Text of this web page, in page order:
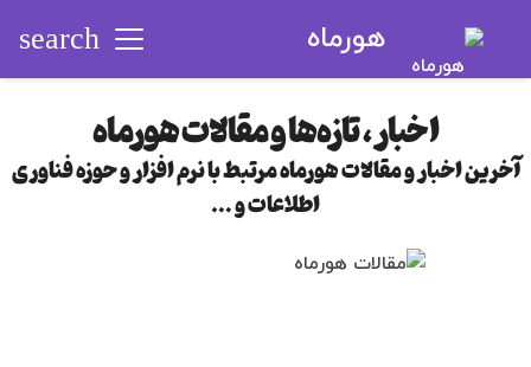
هورماه search
اخبار، تازه‌ها و مقالات هورماه
آخرین اخبار و مقالات هورماه مرتبط با نرم افزار و حوزه فناوری
اطلاعات و …